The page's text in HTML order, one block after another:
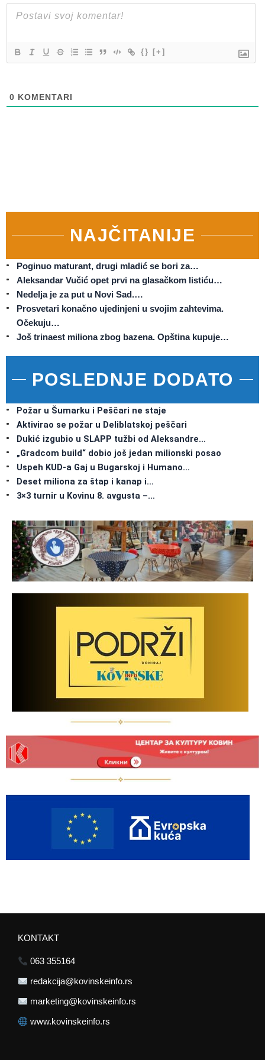
{} [+]
0 KOMENTARI
NAJČITANIJE
Poginuo maturant, drugi mladić se bori za…
Aleksandar Vučić opet prvi na glasačkom listiću…
Nedelja je za put u Novi Sad.…
Prosvetari konačno ujedinjeni u svojim zahtevima.
Očekuju…
Još trinaest miliona zbog bazena. Opština kupuje…
POSLEDNJE DODATO
Požar u Šumarku i Peščari ne staje
Aktivirao se požar u Deliblatskoj peščari
Dukić izgubio u SLAPP tužbi od Aleksandre…
„Gradcom build“ dobio još jedan milionski posao
Uspeh KUD-a Gaj u Bugarskoj i Humano…
Deset miliona za štap i kanap i…
3×3 turnir u Kovinu 8. avgusta –…
KONTAKT
063 355164
redakcija@kovinskeinfo.rs
marketing@kovinskeinfo.rs
www.kovinskeinfo.rs